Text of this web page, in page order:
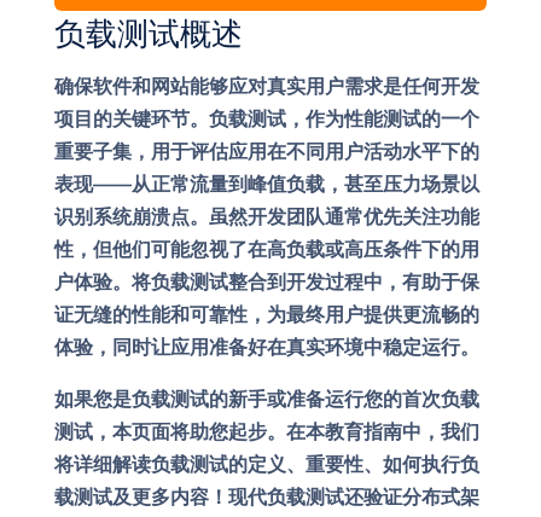
负载测试概述
确保软件和网站能够应对真实用户需求是任何开发
项目的关键环节。负载测试，作为性能测试的一个
重要子集，用于评估应用在不同用户活动水平下的
表现——从正常流量到峰值负载，甚至压力场景以
识别系统崩溃点。虽然开发团队通常优先关注功能
性，但他们可能忽视了在高负载或高压条件下的用
户体验。将负载测试整合到开发过程中，有助于保
证无缝的性能和可靠性，为最终用户提供更流畅的
体验，同时让应用准备好在真实环境中稳定运行。
如果您是负载测试的新手或准备运行您的首次负载
测试，本页面将助您起步。在本教育指南中，我们
将详细解读负载测试的定义、重要性、如何执行负
载测试及更多内容！现代负载测试还验证分布式架